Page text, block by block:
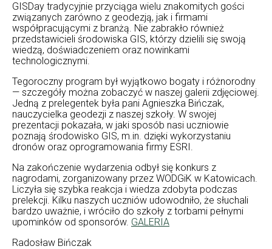
GISDay tradycyjnie przyciąga wielu znakomitych gości
związanych zarówno z geodezją, jak i firmami
współpracującymi z branżą. Nie zabrakło również
przedstawicieli środowiska GIS, którzy dzielili się swoją
wiedzą, doświadczeniem oraz nowinkami
technologicznymi.
Tegoroczny program był wyjątkowo bogaty i różnorodny
— szczegóły można zobaczyć w naszej galerii zdjęciowej.
Jedną z prelegentek była pani Agnieszka Bińczak,
nauczycielka geodezji z naszej szkoły. W swojej
prezentacji pokazała, w jaki sposób nasi uczniowie
poznają środowisko GIS, m.in. dzięki wykorzystaniu
dronów oraz oprogramowania firmy ESRI.
Na zakończenie wydarzenia odbył się konkurs z
nagrodami, zorganizowany przez WODGiK w Katowicach.
Liczyła się szybka reakcja i wiedza zdobyta podczas
prelekcji. Kilku naszych uczniów udowodniło, że słuchali
bardzo uważnie, i wróciło do szkoły z torbami pełnymi
upominków od sponsorów. GALERIA
Radosław Bińczak